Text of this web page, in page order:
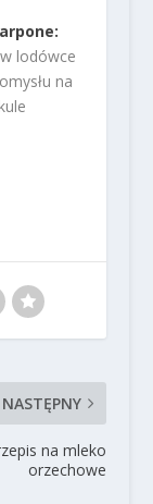
lodówce
na
NASTĘPNY
na mleko
orzechowe